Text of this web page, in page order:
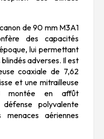
de 90 mm M3A1
des capacités
lui permettant
adverses. Il est
coaxiale de 7,62
et une mitrailleuse
montée en affût
polyvalente
aériennes